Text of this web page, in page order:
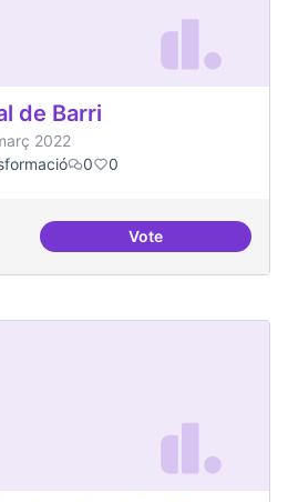
de Barri
2022
0 0
VoteRedefinició Casal